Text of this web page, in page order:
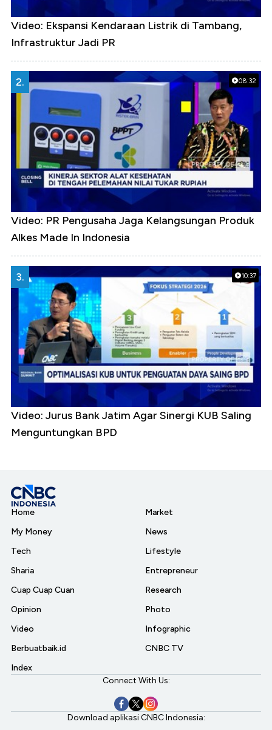
Video: Ekspansi Kendaraan Listrik di Tambang,
Infrastruktur Jadi PR
08:32
2.
Video: PR Pengusaha Jaga Kelangsungan Produk
Alkes Made In Indonesia
10:37
3.
Video: Jurus Bank Jatim Agar Sinergi KUB Saling
Menguntungkan BPD
Home
My Money
Tech
Sharia
Cuap Cuap Cuan
Opinion
Video
Berbuatbaik.id
Index
Market
News
Lifestyle
Entrepreneur
Research
Photo
Infographic
CNBC TV
Connect With Us:
Download aplikasi CNBC Indonesia: